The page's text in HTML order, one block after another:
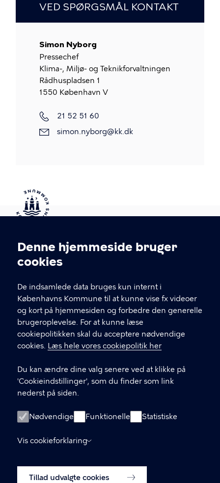
Cookieindstillinger
Denne hjemmeside bruger
cookies
De indsamlede data bruges kun internt i
Københavns Kommune til at kunne vise fx videoer
og kort på hjemmesiden og forbedre den generelle
brugeroplevelse. For at kunne læse
cookiepolitikken skal du acceptere nødvendige
cookies. Læs hele vores cookiepolitik her
Du kan ændre dine valg senere ved at klikke på
'Cookieindstillinger', som du finder som link
nederst på siden.
Nødvendige Funktionelle Statistiske
Vis cookieforklaring
Tillad udvalgte cookies
VED SPØRGSMÅL KONTAKT
Simon Nyborg
Pressechef
Klima-, Miljø- og Teknikforvaltningen
Rådhuspladsen 1
1550 København V
Mobiltelefon
21 52 51 60
E-
simon.nyborg@kk.dk
Kontakt Københavns Kommune
T
fFind andre kontakter her
CVR-nummer64942212
GENVEJE
Digital Post
Databeskyttelse
Tilgængelighedserklæring
Om hjemmesiden
Cookiepolitik